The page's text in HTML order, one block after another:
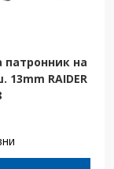
патронник на
13mm RAIDER